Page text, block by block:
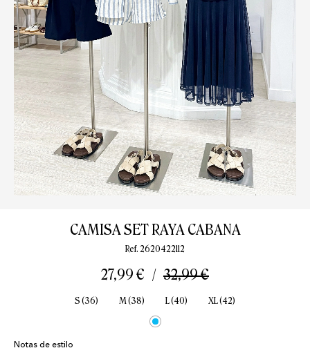
CAMISA SET RAYA CABANA
Ref. 2620422112
27,99 € 32,99 €
S (36) M (38) L (40) XL (42)
Notas de estilo